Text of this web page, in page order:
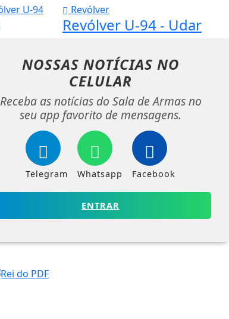
Revólver
Revólver U-94 - Udar
NOSSAS NOTÍCIAS NO
CELULAR
Receba as notícias do Sala de Armas no
seu app favorito de mensagens.
Telegram Whatsapp Facebook
ENTRAR